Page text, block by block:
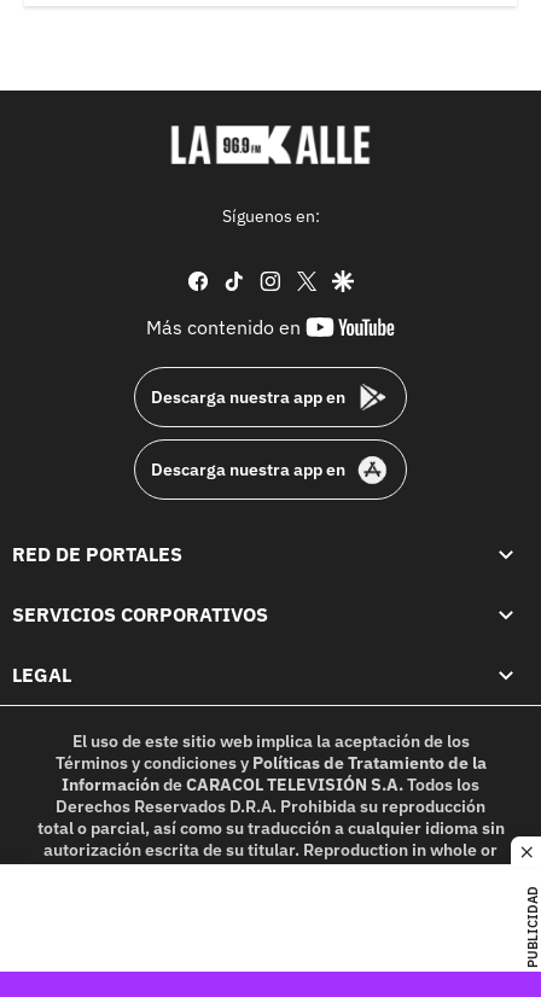
PUBLICIDAD
Síguenos en:
facebook
tiktok instagram
twittergoogle
Más contenido en
youtube-
Descarga nuestra app en
Descarga nuestra app en
RED DE PORTALES
SERVICIOS CORPORATIVOS
LEGAL
El uso de este sitio web implica la aceptación de los
Términos y condicionesy Políticas de Tratamiento de la
InformacióndeCARACOL TELEVISIÓN S.A.Todos los
Derechos Reservados D.R.A. Prohibida su reproducción
total o parcial, así como su traducción a cualquier idioma sin
autorización escrita de su titular. Reproduction in whole or
in part, or translation without written permission is